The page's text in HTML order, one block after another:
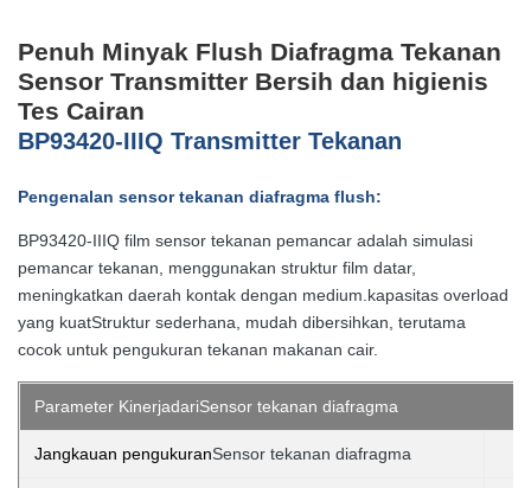
Penuh Minyak Flush Diafragma Tekanan
Sensor Transmitter Bersih dan higienis
Tes Cairan
BP93420-IIIQ Transmitter Tekanan
Pengenalan sensor tekanan diafragma flush:
BP93420-IIIQ film sensor tekanan pemancar adalah simulasi
pemancar tekanan, menggunakan struktur film datar,
meningkatkan daerah kontak dengan medium.kapasitas overload
yang kuatStruktur sederhana, mudah dibersihkan, terutama
cocok untuk pengukuran tekanan makanan cair.
Parameter KinerjadariSensor tekanan diafragma
Jangkauan pengukuranSensor tekanan diafragma